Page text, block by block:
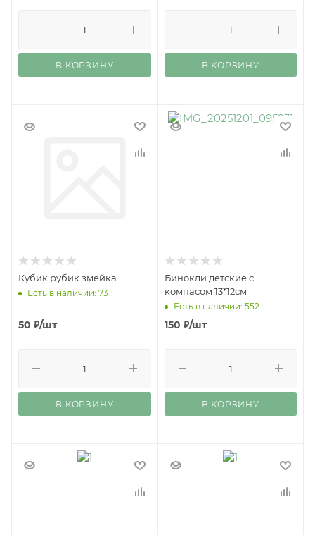
В КОРЗИНУ В КОРЗИНУ
Кубик рубик змейка
Есть в наличии: 73
50 ₽/шт
В КОРЗИНУ
Бинокли детские с
компасом 13*12см
Есть в наличии: 552
150 ₽/шт
В КОРЗИНУ